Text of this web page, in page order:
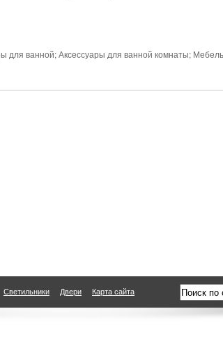
для ванной; Аксессуары для ванной комнаты;
Светильники Двери Карта сайта